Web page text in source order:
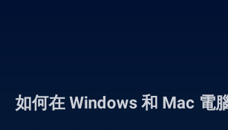
如何在 Windows 和 Mac 電